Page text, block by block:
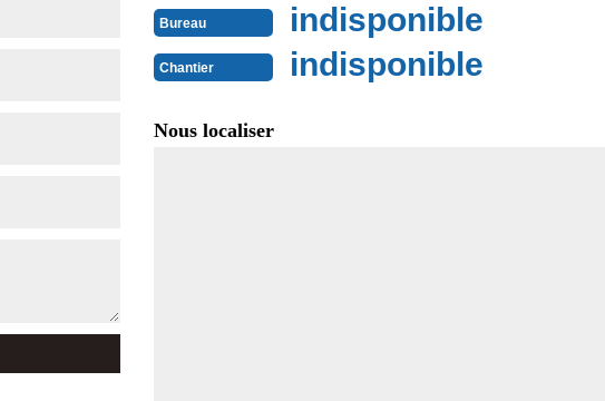
Bureau indisponible
Chantier indisponible
Nous localiser